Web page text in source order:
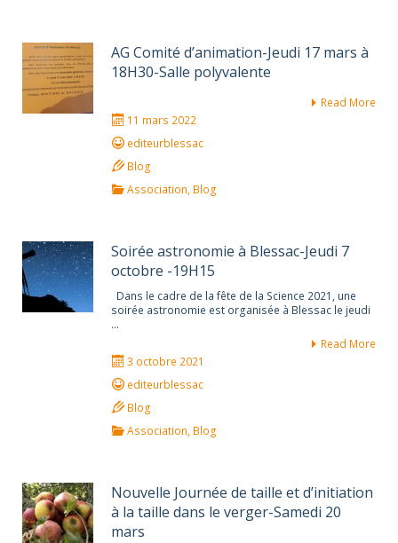
AG Comité d’animation-Jeudi 17 mars à
18H30-Salle polyvalente
Read More
11 mars 2022
editeurblessac
Blog
Association, Blog
Soirée astronomie à Blessac-Jeudi 7
octobre -19H15
Dans le cadre de la fête de la Science 2021, une
soirée astronomie est organisée à Blessac le jeudi
…
Read More
3 octobre 2021
editeurblessac
Blog
Association, Blog
Nouvelle Journée de taille et d’initiation
à la taille dans le verger-Samedi 20
mars